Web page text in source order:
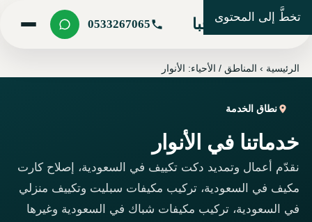
تخطَّ إلى المحتوى
شركة مرحبا 0533267065
الرئيسية ›المناطق / الأحياء: الأنوار
نطاق الخدمة
خدماتنا في الأنوار
نقدّم أعمال وتمديد دكت تكييف في السعودية، إصلاح كارت
مكيف في السعودية، تركيب مكيفات سبليت وتكييف منزلي
في السعودية، تركيب مكيفات شباك في السعودية وغيرها